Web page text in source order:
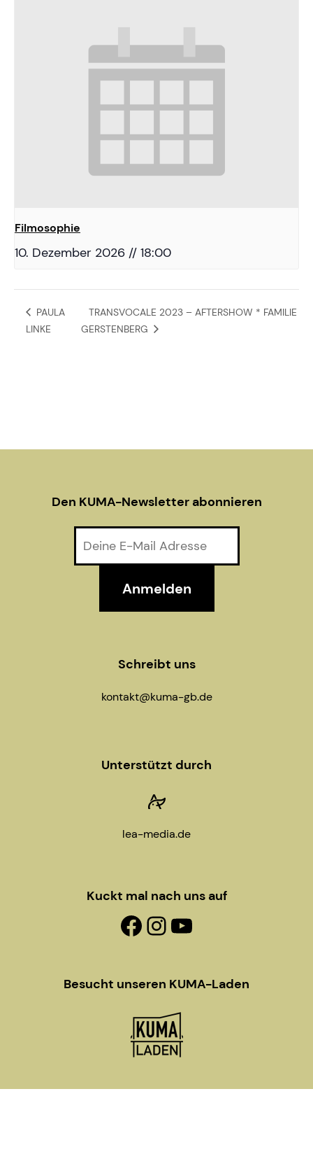
Filmosophie
10. Dezember 2026 // 18:00
PAULA
LINKE
TRANSVOCALE 2023 – AFTERSHOW * FAMILIE
GERSTENBERG
Den KUMA-Newsletter abonnieren
Schreibt uns
kontakt@kuma-gb.de
Unterstützt durch
lea-media.de
Kuckt mal nach uns auf
Facebook-Fanpage
Instagram
YouTube
Besucht unseren KUMA-Laden